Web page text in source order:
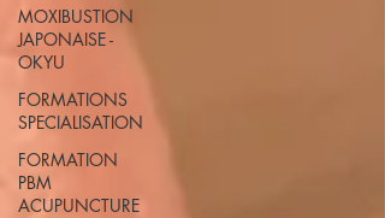
MOXIBUSTION
JAPONAISE -
OKYU
FORMATIONS
SPECIALISATION
FORMATION
PBM
ACUPUNCTURE